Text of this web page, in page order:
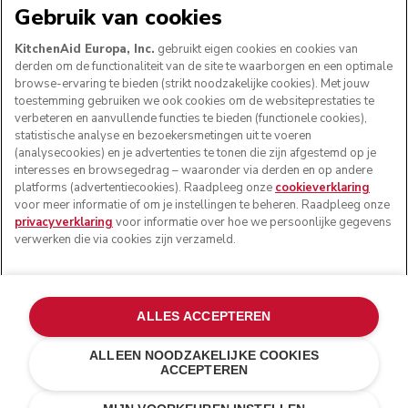
VOLG ONS
© KitchenAid 2026 - Alle rechten voorbehouden.
KitchenAid en het design van de mixer zijn handelsmerken
in de Verenigde Staten en andere landen.
Mijn cookies beheren Privacyverklaring
Gebruik van cookies
KitchenAid Europa, Inc. gebruikt eigen cookies en cookies van
derden om de functionaliteit van de site te waarborgen en een optimale
browse-ervaring te bieden (strikt noodzakelijke cookies). Met jouw
toestemming gebruiken we ook cookies om de websiteprestaties te
verbeteren en aanvullende functies te bieden (functionele cookies),
statistische analyse en bezoekersmetingen uit te voeren
(analysecookies) en je advertenties te tonen die zijn afgestemd op je
interesses en browsegedrag – waaronder via derden en op andere
platforms (advertentiecookies). Raadpleeg onze cookieverklaring
voor meer informatie of om je instellingen te beheren. Raadpleeg onze
privacyverklaring voor informatie over hoe we persoonlijke gegevens
verwerken die via cookies zijn verzameld.
ALLEEN NOODZAKELIJKE COOKIES
ACCEPTEREN
ALLES ACCEPTEREN